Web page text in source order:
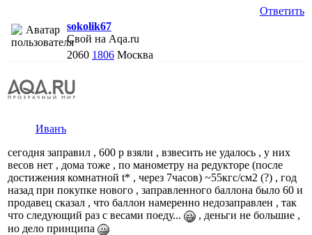
Ответить
sokolik67
Свой на Aqa.ru
2060 1806 Москва
Иванъ
сегодня заправил , 600 р взяли , взвесить не удалось , у них
весов нет , дома тоже , по манометру на редукторе (после
достижения комнатной t* , через 7часов) ~55кгс/см2 (?) , год
назад при покупке нового , заправленного баллона было 60 и
продавец сказал , что баллон намеренно недозаправлен , так
что следующий раз с весами поеду...
, деньги не большие ,
но дело принципа